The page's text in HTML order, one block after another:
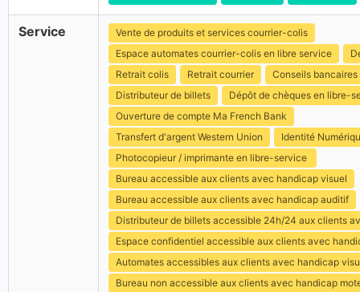
Service
Vente de produits et services courrier-colis
Espace automates courrier-colis en libre service
Retrait colis
Retrait courrier
Conseils bancaires
Distributeur de billets
Dépôt de chèques en libre-
Ouverture de compte Ma French Bank
Transfert d'argent Western Union
Identité
Photocopieur / imprimante en libre-service
Bureau accessible aux clients avec handicap visuel
Bureau accessible aux clients avec handicap auditif
Distributeur de billets accessible 24h/24 aux clients
Espace confidentiel accessible aux clients avec
Automates accessibles aux clients avec handicap
Bureau non accessible aux clients avec handicap